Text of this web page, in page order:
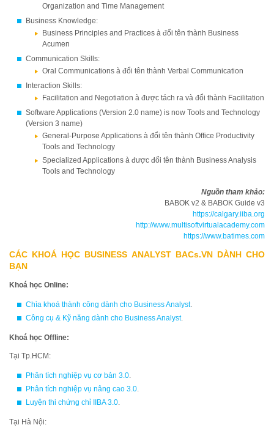
Organization and Time Management
Business Knowledge:
Business Principles and Practices à đổi tên thành Business
Acumen
Communication Skills:
Oral Communications à đổi tên thành Verbal Communication
Interaction Skills:
Facilitation and Negotiation à được tách ra và đổi thành Facilitation
Software Applications (Version 2.0 name) is now Tools and Technology
(Version 3 name)
General-Purpose Applications à đổi tên thành Office Productivity
Tools and Technology
Specialized Applications à được đổi tên thành Business Analysis
Tools and Technology
Nguồn tham khảo:
BABOK v2 & BABOK Guide v3
https://calgary.iiba.org
http://www.multisoftvirtualacademy.com
https://www.batimes.com
CÁC KHOÁ HỌC BUSINESS ANALYST BACs.VN DÀNH CHO
BẠN
Khoá học Online:
Chìa khoá thành công dành cho Business Analyst.
Công cụ & Kỹ năng dành cho Business Analyst.
Khoá học Offline:
Tại Tp.HCM:
Phân tích nghiệp vụ cơ bản 3.0.
Phân tích nghiệp vụ nâng cao 3.0.
Luyện thi chứng chỉ IIBA 3.0.
Tại Hà Nội: